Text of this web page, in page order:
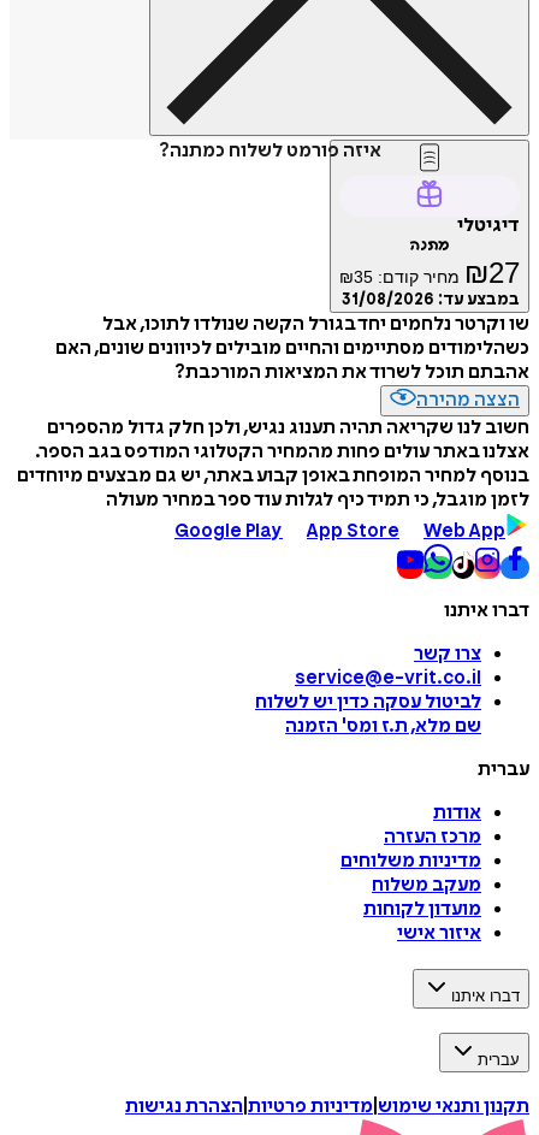
איזה פורמט לשלוח כמתנה?
דיגיטלי
מתנה
₪27 מחיר קודם: ₪35
במבצע עד: 31/08/2026
שו וקרטר נלחמים יחד בגורל הקשה שנולדו לתוכו, אבל
כשהלימודים מסתיימים והחיים מובילים לכיוונים שונים, האם
אהבתם תוכל לשרוד את המציאות המורכבת?
הצצה מהירה
חשוב לנו שקריאה תהיה תענוג נגיש, ולכן חלק גדול מהספרים
אצלנו באתר עולים פחות מהמחיר הקטלוגי המודפס בגב הספר.
בנוסף למחיר המופחת באופן קבוע באתר, יש גם מבצעים מיוחדים
לזמן מוגבל, כי תמיד כיף לגלות עוד ספר במחיר מעולה
Google Play
App Store Web App
דברו איתנו
צרו קשר
service@e-vrit.co.il
לביטול עסקה כדין יש לשלוח
שם מלא, ת.ז ומס' הזמנה
עברית
אודות
מרכז העזרה
מדיניות משלוחים
מעקב משלוח
מועדון לקוחות
איזור אישי
דברו איתנו
עברית
תקנון ותנאי שימוש מדיניות פרטיות הצהרת נגישות